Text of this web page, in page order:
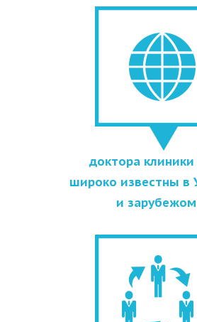
доктора
широко известны в
и зарубежом